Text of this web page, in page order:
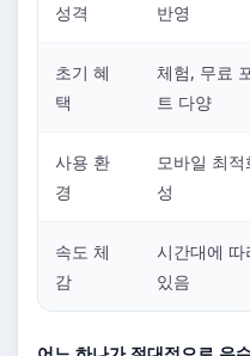
성격
반영
초기 혜
택
체험, 무료
트 다양
사용 환
경
모바일 최
성
속도 체
감
시간대에
있음